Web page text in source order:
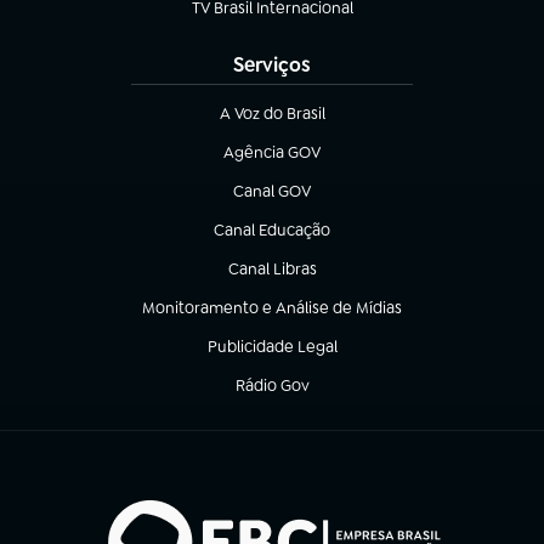
TV Brasil Internacional
(abre em nova aba)
Serviços
A Voz do Brasil
(abre em nova aba)
Agência GOV
(abre em nova aba)
Canal GOV
(abre em nova aba)
Canal Educação
(abre em nova aba)
Canal Libras
(abre em nova aba)
Monitoramento e Análise de Mídias
(abre em nova aba)
Publicidade Legal
(abre em nova aba)
Rádio Gov
(abre em nova aba)